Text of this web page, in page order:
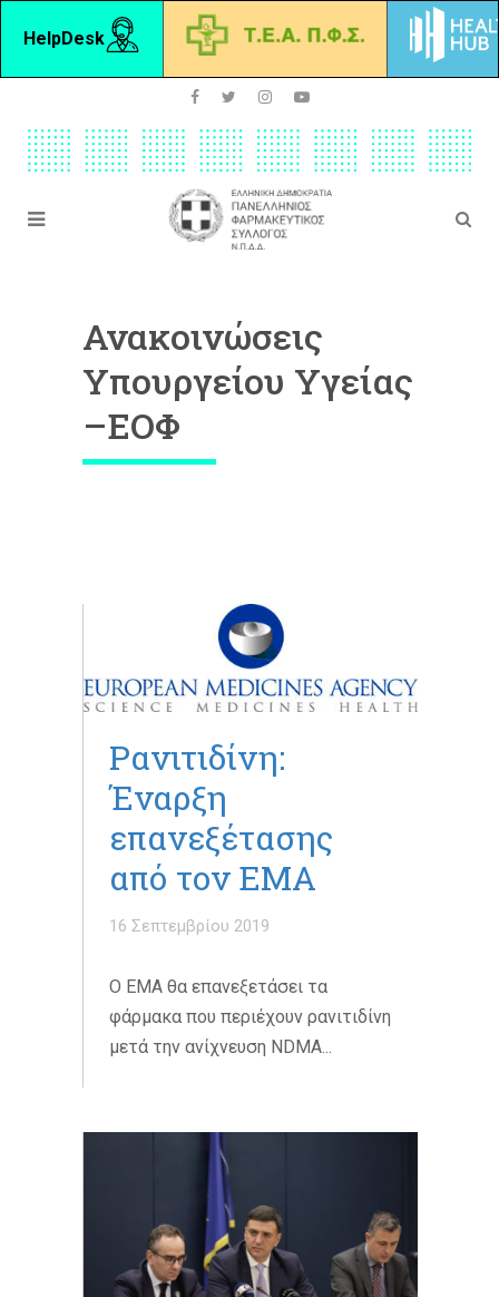
HelpDesk
Ανακοινώσεις
Υπουργείου Υγείας
–ΕΟΦ
Ρανιτιδίνη:
Έναρξη
επανεξέτασης
από τον ΕΜΑ
16 Σεπτεμβρίου 2019
O EMA θα επανεξετάσει τα
φάρμακα που περιέχουν ρανιτιδίνη
μετά την ανίχνευση NDMA...